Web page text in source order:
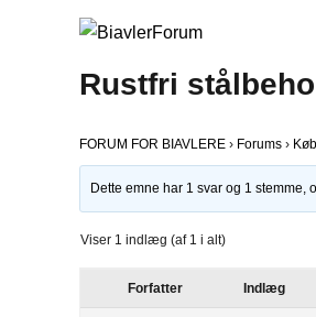
Rustfri
FORUM FOR BIAVLERE › Forums ›
Dette emne har 1 svar og 1 stemme,
Viser 1 indlæg (af 1 i alt)
Forfatter Indlæg